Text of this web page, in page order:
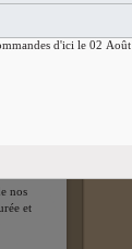
d'ici le 02 Août .
nos
et